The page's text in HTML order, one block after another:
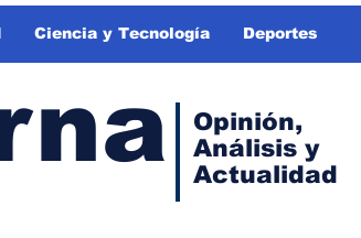
Ciencia y Tecnología Deportes
Opinión,
Análisis y
Actualidad